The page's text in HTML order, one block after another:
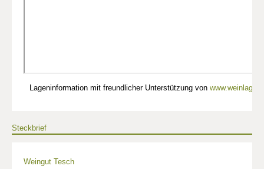
Lageninformation mit freundlicher Unterstützung von
Steckbrief
Weingut Tesch